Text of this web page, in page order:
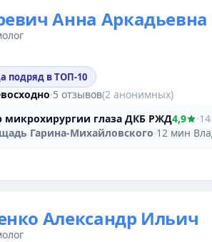
Анна Аркадьевна
подряд в ТОП-10
·5 отзывов(2 анонимных)
микрохирургии глаза ДКБ РЖД4,9 ·
Гарина-Михайловского·12 мин·
Александр Ильич